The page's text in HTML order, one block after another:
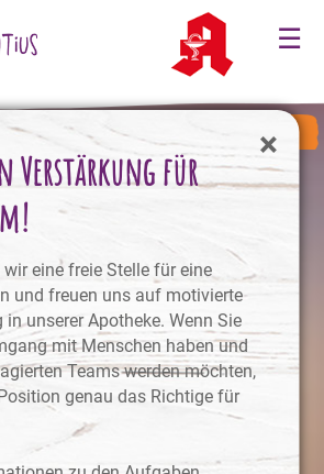
×
Verstärkung für
wir eine freie Stelle für eine
und freuen uns auf motivierte
in unserer Apotheke. Wenn Sie
mit Menschen haben und
Teams werden möchten,
genau das Richtige für
☰
ist unser Rezept:
Apotheke
über uns erfahren >>
Zum Shop